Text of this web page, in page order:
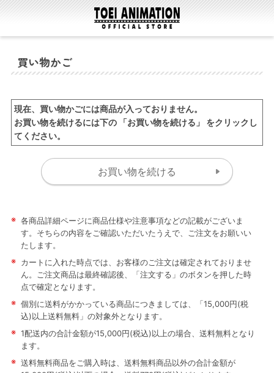
買い物かご
現在、買い物かごには商品が入っておりません。
お買い物を続けるには下の 「お買い物を続ける」 をクリックし
てください。
※ 各商品詳細ページに商品仕様や注意事項などの記載がございま
す。そちらの内容をご確認いただいたうえで、ご注文をお願いい
たします。
※ カートに入れた時点では、お客様のご注文は確定されておりませ
ん。ご注文商品は最終確認後、「注文する」のボタンを押した時
点で確定となります。
※ 個別に送料がかかっている商品につきましては、「15,000円(税
込)以上送料無料」の対象外となります。
※ 1配送内の合計金額が15,000円(税込)以上の場合、送料無料となり
ます。
※ 送料無料商品をご購入時は、送料無料商品以外の合計金額が